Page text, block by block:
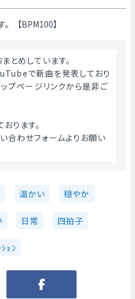
【BPM100】
とめしています。
で新曲を発表しており
ップページリンクから是非ご
ります。
合わせフォームよりお願い
温かい 穏やか
日常 四拍子
ｮﾝ